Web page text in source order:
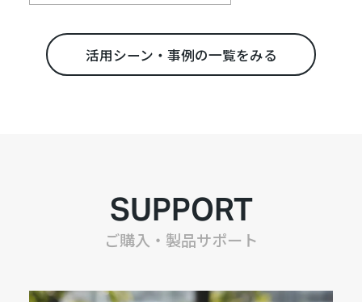
活用シーン・事例の一覧をみる
SUPPORT
ご購入・製品サポート